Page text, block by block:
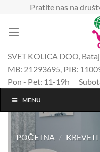
sadržaj
Pratite nas na
SVET KOLICA DOO,
MB: 21293695, PIB:
Pon - Pet: 11-19h
MENU
POČETNA /